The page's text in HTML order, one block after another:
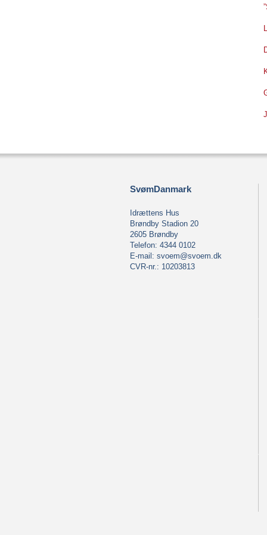
SvømDanmark
Idrættens Hus
Brøndby Stadion 20
2605 Brøndby
Telefon: 4344 0102
E-mail: svoem@svoem.dk
CVR-nr.: 10203813